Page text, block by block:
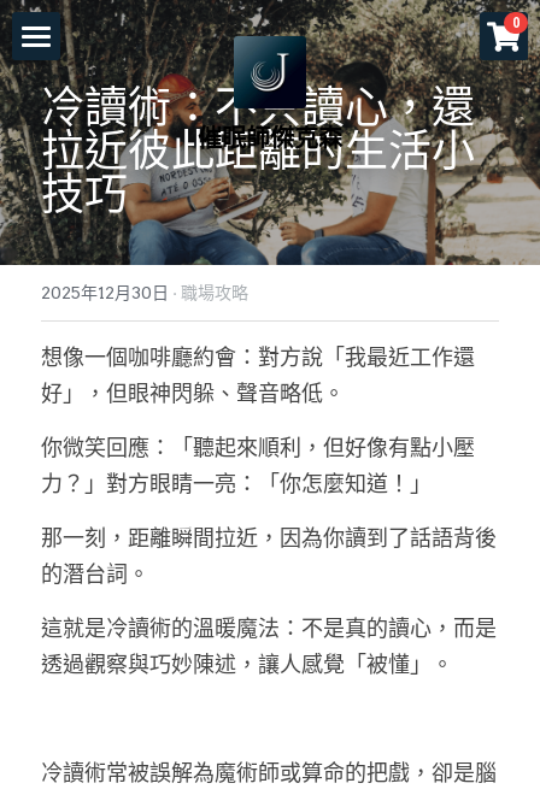
催眠師傑克森
0
首頁
關於老師
一對一服務
命運重塑計畫
催眠服務
頌缽及量子觸療
預約各項服務
一日工作坊
自我催眠工作坊
前世今生工作坊
解夢與清醒夢工作坊
工作坊報名
催眠師培訓課程
NGH催眠師證照班
催眠師進修班
證照班報名
免費講座
一個小時理解催眠
各式文章
好評回饋
官方LINE
LINE社群
冷讀術：不只讀心，還
拉近彼此距離的生活小
技巧
2025年12月30日 · 職場攻略
想像一個咖啡廳約會：對方說「我最近工作還
好」，但眼神閃躲、聲音略低。
你微笑回應：「聽起來順利，但好像有點小壓
力？」對方眼睛一亮：「你怎麼知道！」
那一刻，距離瞬間拉近，因為你讀到了話語背後
的潛台詞。
這就是冷讀術的溫暖魔法：不是真的讀心，而是
透過觀察與巧妙陳述，讓人感覺「被懂」。
冷讀術常被誤解為魔術師或算命的把戲，卻是腦
×
商品分類
所有商品分類